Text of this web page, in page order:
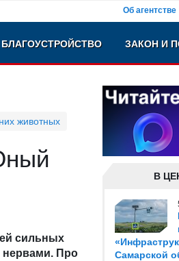
Об агентстве
БЛАГОУСТРОЙСТВО ЗАКОН И
животных
сильных
нервами. Про
В
Самарской